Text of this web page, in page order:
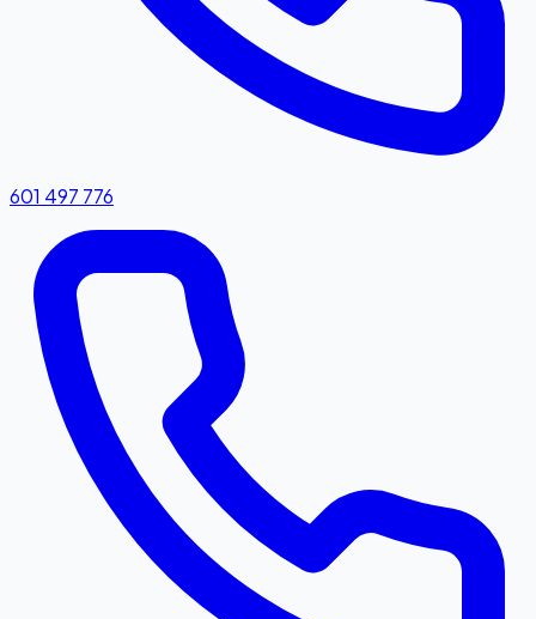
601 497 776